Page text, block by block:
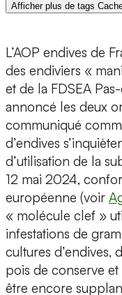
Afficher plus de tags
L’AOP endives de
des endiviers «
et de la FDSEA
annoncé les deux
communiqué
d’endives
d’utilisation de la
12 mai 2024,
européenne (voir
« molécule clef »
infestations de
cultures d’endives,
pois de conserve
être encore